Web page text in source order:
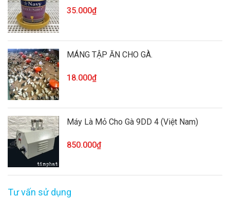
35.000₫
MÁNG TẬP ĂN CHO GÀ.
18.000₫
Máy Là Mỏ Cho Gà 9DD 4 (Việt Nam)
850.000₫
Tư vấn sử dụng